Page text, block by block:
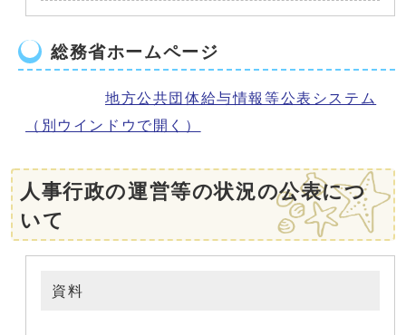
総務省ホームページ
地方公共団体給与情報等公表システム
（別ウインドウで開く）
人事行政の運営等の状況の公表につ
いて
資料